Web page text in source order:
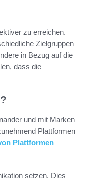
zu erreichen.
Zielgruppen
in Bezug auf die
dass die
und mit Marken
Plattformen
Plattformen
setzen. Dies